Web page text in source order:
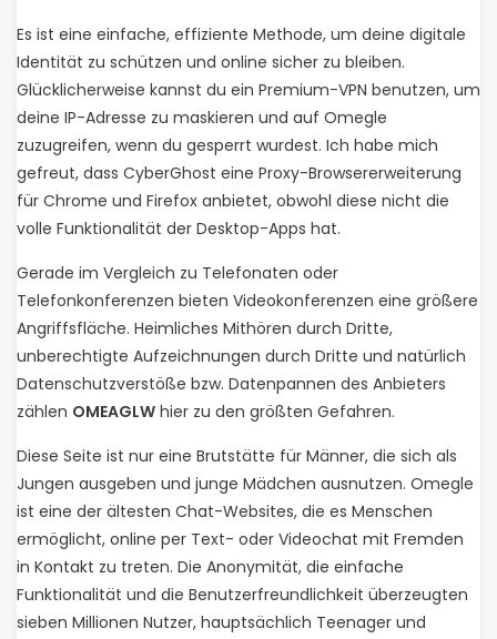
Es ist eine einfache, effiziente Methode, um deine digitale
Identität zu schützen und online sicher zu bleiben.
Glücklicherweise kannst du ein Premium-VPN benutzen, um
deine IP-Adresse zu maskieren und auf Omegle
zuzugreifen, wenn du gesperrt wurdest. Ich habe mich
gefreut, dass CyberGhost eine Proxy-Browsererweiterung
für Chrome und Firefox anbietet, obwohl diese nicht die
volle Funktionalität der Desktop-Apps hat.
Gerade im Vergleich zu Telefonaten oder
Telefonkonferenzen bieten Videokonferenzen eine größere
Angriffsfläche. Heimliches Mithören durch Dritte,
unberechtigte Aufzeichnungen durch Dritte und natürlich
Datenschutzverstöße bzw. Datenpannen des Anbieters
zählen OMEAGLW hier zu den größten Gefahren.
Diese Seite ist nur eine Brutstätte für Männer, die sich als
Jungen ausgeben und junge Mädchen ausnutzen. Omegle
ist eine der ältesten Chat-Websites, die es Menschen
ermöglicht, online per Text- oder Videochat mit Fremden
in Kontakt zu treten. Die Anonymität, die einfache
Funktionalität und die Benutzerfreundlichkeit überzeugten
sieben Millionen Nutzer, hauptsächlich Teenager und